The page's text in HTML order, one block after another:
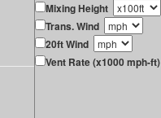
Mixing Height
Trans. Wind
20ft Wind
Vent Rate (x1000 mph-ft)